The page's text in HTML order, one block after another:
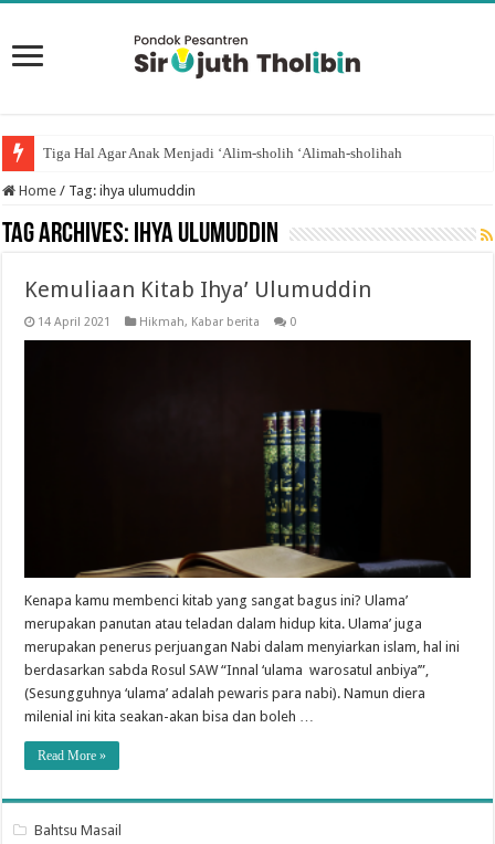
Tiga Hal Agar Anak Menjadi ‘Alim-sholih ‘Alimah-sholihah
Home / Tag:ihya ulumuddin
Tag Archives: ihya ulumuddin
Kemuliaan Kitab Ihya’ Ulumuddin
14 April 2021 Hikmah, Kabar berita 0
Kenapa kamu membenci kitab yang sangat bagus ini? Ulama’
merupakan panutan atau teladan dalam hidup kita. Ulama’ juga
merupakan penerus perjuangan Nabi dalam menyiarkan islam, hal ini
berdasarkan sabda Rosul SAW “Innal ‘ulama warosatul anbiya’”,
(Sesungguhnya ‘ulama’ adalah pewaris para nabi). Namun diera
milenial ini kita seakan-akan bisa dan boleh …
Read More »
Bahtsu Masail